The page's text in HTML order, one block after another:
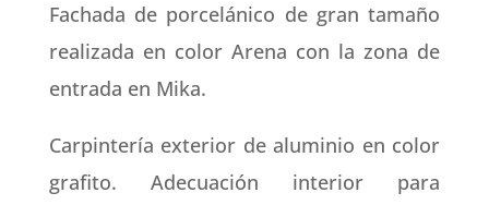
Fachada de porcelánico de gran tamaño
realizada en color Arena con la zona de
entrada en Mika.
Carpintería exterior de aluminio en color
grafito. Adecuación interior para